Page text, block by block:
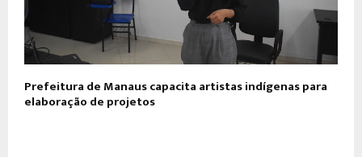
Prefeitura de Manaus capacita artistas indígenas para
elaboração de projetos